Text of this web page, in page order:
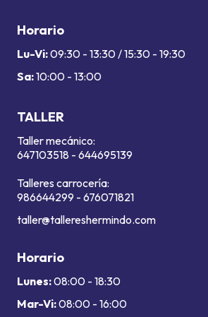
Horario
Lu-Vi:09:30 - 13:30 / 15:30 - 19:30
Sa:10:00 - 13:00
TALLER
Taller mecánico:
647103518 - 644695139
Talleres carrocería:
986644299 - 676071821
taller@tallereshermindo.com
Horario
Lunes:08:00 - 18:30
Mar-Vi:08:00 - 16:00